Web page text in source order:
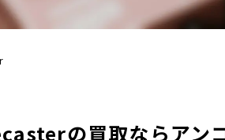
の買取ならアン